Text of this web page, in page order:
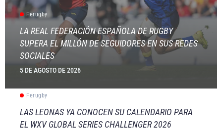
Ferugby
LA REAL FEDERACIÓN ESPAÑOLA DE RUGBY
SUPERA EL MILLÓN DE SEGUIDORES EN SUS REDES
SOCIALES
5 DE AGOSTO DE 2026
Ferugby
LAS LEONAS YA CONOCEN SU CALENDARIO PARA
EL WXV GLOBAL SERIES CHALLENGER 2026